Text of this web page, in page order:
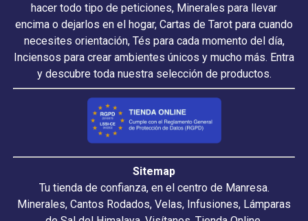
hacer todo tipo de peticiones, Minerales para llevar
encima o dejarlos en el hogar, Cartas de Tarot para cuando
necesites orientación, Tés para cada momento del día,
Inciensos para crear ambientes únicos y mucho más. Entra
y descubre toda nuestra selección de productos.
Sitemap
Tu tienda de confianza, en el centro de Manresa.
Minerales, Cantos Rodados, Velas, Infusiones, Lámparas